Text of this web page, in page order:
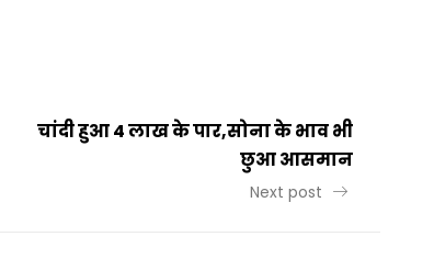
चांदी हुआ 4 लाख के पार,सोना के भाव भी
छुआ आसमान
Next post